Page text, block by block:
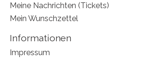
Meine Nachrichten (Tickets)
Mein Wunschzettel
Informationen
Impressum